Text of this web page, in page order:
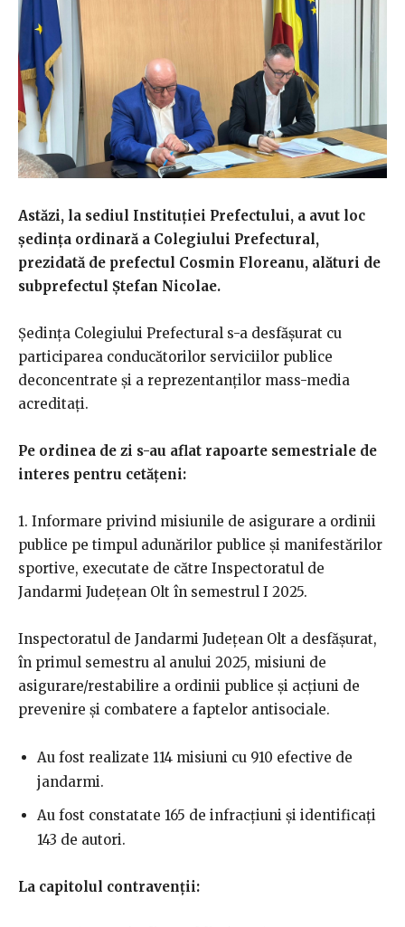
Astăzi, la sediul Instituției Prefectului, a avut loc
ședința ordinară a Colegiului Prefectural,
prezidată de prefectul Cosmin Floreanu, alături de
subprefectul Ștefan Nicolae.
Ședința Colegiului Prefectural s-a desfășurat cu
participarea conducătorilor serviciilor publice
deconcentrate și a reprezentanților mass-media
acreditați.
Pe ordinea de zi s-au aflat rapoarte semestriale de
interes pentru cetățeni:
1. Informare privind misiunile de asigurare a ordinii
publice pe timpul adunărilor publice și manifestărilor
sportive, executate de către Inspectoratul de
Jandarmi Județean Olt în semestrul I 2025.
Inspectoratul de Jandarmi Județean Olt a desfășurat,
în primul semestru al anului 2025, misiuni de
asigurare/restabilire a ordinii publice și acțiuni de
prevenire și combatere a faptelor antisociale.
Au fost realizate 114 misiuni cu 910 efective de
jandarmi.
Au fost constatate 165 de infracțiuni și identificați
143 de autori.
La capitolul contravenții: